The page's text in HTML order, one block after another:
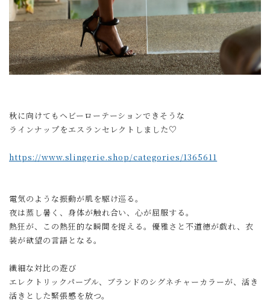
秋に向けてもヘビーローテーションできそうな
ラインナップをエスランセレクトしました♡
https://www.slingerie.shop/categories/1365611
電気のような振動が肌を駆け巡る。
夜は蒸し暑く、身体が触れ合い、心が屈服する。
熱狂が、この熱狂的な瞬間を捉える。優雅さと不道徳が戯れ、衣
装が欲望の言語となる。
繊細な対比の遊び
エレクトリックパープル、ブランドのシグネチャーカラーが、活き
活きとした緊張感を放つ。